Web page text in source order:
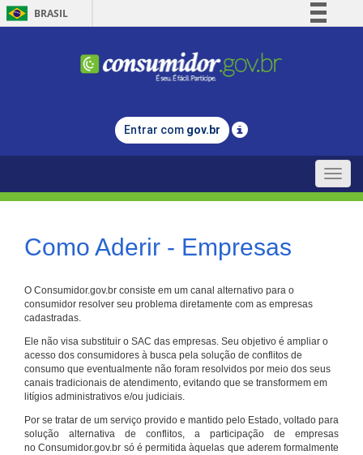
BRASIL
Comunica BR
Legislação
Entrar com gov.br
Toggle
Como Aderir - Empresas
O Consumidor.gov.br consiste em um canal alternativo para o
consumidor resolver seu problema diretamente com as empresas
cadastradas.
Ele não visa substituir o SAC das empresas. Seu objetivo é ampliar o
acesso dos consumidores à busca pela solução de conflitos de
consumo que eventualmente não foram resolvidos por meio dos seus
canais tradicionais de atendimento, evitando que se transformem em
litígios administrativos e/ou judiciais.
Por se tratar de um serviço provido e mantido pelo Estado, voltado para
solução alternativa de conflitos, a participação de empresas
no Consumidor.gov.br só é permitida àquelas que aderem formalmente